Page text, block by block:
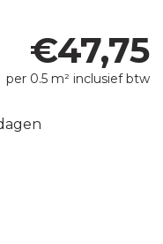
€47,75
per 0.5 m² inclusief btw